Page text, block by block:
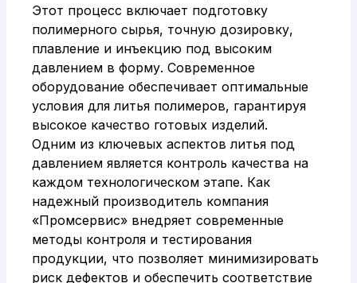
Этот процесс включает подготовку
полимерного сырья, точную дозировку,
плавление и инъекцию под высоким
давлением в форму. Современное
оборудование обеспечивает оптимальные
условия для литья полимеров, гарантируя
высокое качество готовых изделий.
Одним из ключевых аспектов литья под
давлением является контроль качества на
каждом технологическом этапе. Как
надежный производитель компания
«Промсервис» внедряет современные
методы контроля и тестирования
продукции, что позволяет минимизировать
риск дефектов и обеспечить соответствие